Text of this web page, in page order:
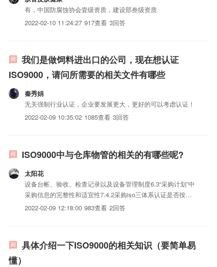
有，中国防腐蚀协会壹级资质，建设部叁级资质
2022-02-10 11:24:27 917查看 3回答
我们是做饲料进出口的公司，现在想认证
ISO9000，请问所需要的相关文件有哪些
秦秀娟
无关强制行业认证，企业要发展更大，更好的可以考虑认证！
2022-02-09 10:35:02 1085查看 3回答
ISO9000中与仓库物管的相关的有哪些呢?
太阳花
设备台帐、验收、检查记录以及设备管理制度6.3“采购计划”中
采购信息的完整性和适宜性7.4.2采购iso三体系认证是否按照
规定进行了验证7.4.3iso三体系认证的搬运、包装、贮存、和
2022-02-09 12:18:00 983查看 2回答
具体介绍一下ISO9000的相关知识（要简单易
懂）